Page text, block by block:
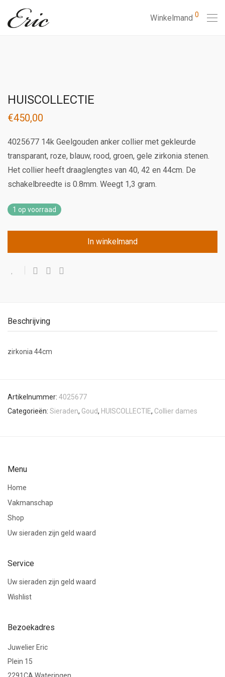
Winkelmand 0
HUISCOLLECTIE
€450,00
4025677 14k Geelgouden anker collier met gekleurde
transparant, roze, blauw, rood, groen, gele zirkonia stenen.
Het collier heeft draaglengtes van 40, 42 en 44cm. De
schakelbreedte is 0.8mm. Weegt 1,3 gram.
1 op voorraad
In winkelmand
Beschrijving
zirkonia 44cm
Artikelnummer: 4025677
Categorieën: Sieraden, Goud, HUISCOLLECTIE, Collier dames
Menu
Home
Vakmanschap
Shop
Uw sieraden zijn geld waard
Service
Uw sieraden zijn geld waard
Wishlist
Bezoekadres
Juwelier Eric
Plein 15